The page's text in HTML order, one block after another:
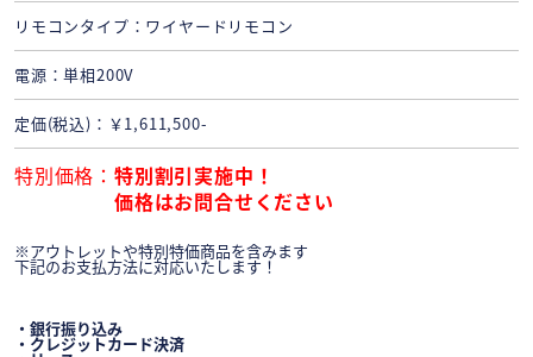
リモコンタイプ ワイヤードリモコン
電源 単相200V
定価(税込) ￥1,611,500-
特別価格
特別割引実施中！
価格はお問合せください
※アウトレットや特別特価商品を含みます
下記のお支払方法に対応いたします！
・銀行振り込み
・クレジットカード決済